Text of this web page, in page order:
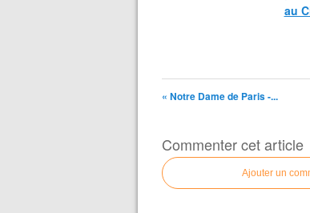
au
« Notre Dame de Paris -...
Commenter cet article
Ajouter un